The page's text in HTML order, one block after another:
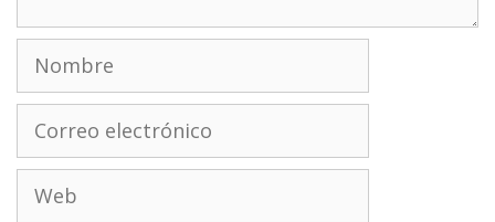
Nombre
electrónico